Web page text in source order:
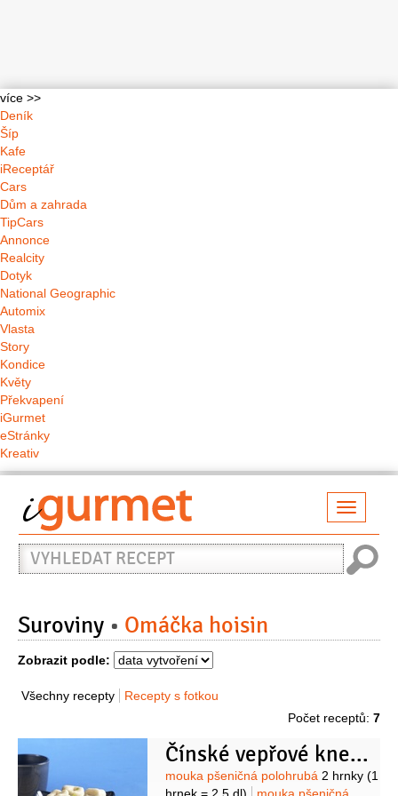
více >>
Deník
Šíp
Kafe
iReceptář
Cars
Dům a zahrada
TipCars
Annonce
Realcity
Dotyk
National Geographic
Automix
Vlasta
Story
Kondice
Květy
Překvapení
iGurmet
eStránky
Kreativ
Vyhledat
recept
Suroviny Omáčka hoisin
Zobrazit podle:
Všechny recepty
Recepty s fotkou
Počet receptů: 7
Čínské vepřové knedlíčky
Suroviny
mouka pšeničná polohrubá 2 hrnky (1